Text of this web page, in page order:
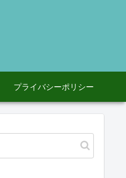
プライバシーポリシー